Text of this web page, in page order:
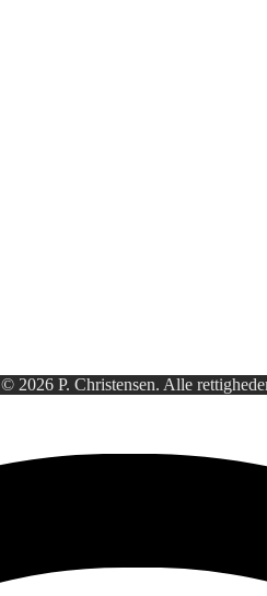
© 2026 P. Christensen. Alle